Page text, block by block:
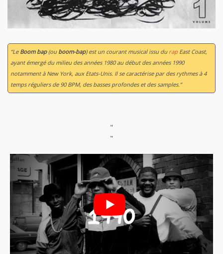
“Le Boom bap(ou boom-bap) est un courant musical issu du rap East Coast,
ayant émergé du milieu des années 1980 au début des années 1990
notamment à New York, aux Etats-Unis. Il se caractérise par des rythmes à 4
temps réguliers de 90 BPM, des basses profondes et des samples.”
"
"